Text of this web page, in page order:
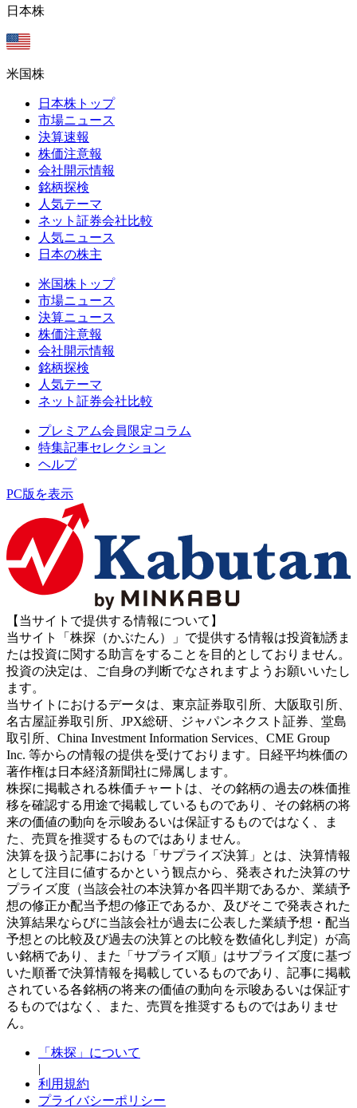
日本株
米国株
日本株トップ
市場ニュース
決算速報
株価注意報
会社開示情報
銘柄探検
人気テーマ
ネット証券会社比較
人気ニュース
日本の株主
米国株トップ
市場ニュース
決算ニュース
株価注意報
会社開示情報
銘柄探検
人気テーマ
ネット証券会社比較
プレミアム会員限定コラム
特集記事セレクション
ヘルプ
PC版を表示
【当サイトで提供する情報について】
当サイト「株探（かぶたん）」で提供する情報は投資勧誘ま
たは投資に関する助言をすることを目的としておりません。
投資の決定は、ご自身の判断でなされますようお願いいたし
ます。
当サイトにおけるデータは、東京証券取引所、大阪取引所、
名古屋証券取引所、JPX総研、ジャパンネクスト証券、堂島
取引所、China Investment Information Services、CME Group
Inc. 等からの情報の提供を受けております。日経平均株価の
著作権は日本経済新聞社に帰属します。
株探に掲載される株価チャートは、その銘柄の過去の株価推
移を確認する用途で掲載しているものであり、その銘柄の将
来の価値の動向を示唆あるいは保証するものではなく、ま
た、売買を推奨するものではありません。
決算を扱う記事における「サプライズ決算」とは、決算情報
として注目に値するかという観点から、発表された決算のサ
プライズ度（当該会社の本決算か各四半期であるか、業績予
想の修正か配当予想の修正であるか、及びそこで発表された
決算結果ならびに当該会社が過去に公表した業績予想・配当
予想との比較及び過去の決算との比較を数値化し判定）が高
い銘柄であり、また「サプライズ順」はサプライズ度に基づ
いた順番で決算情報を掲載しているものであり、記事に掲載
されている各銘柄の将来の価値の動向を示唆あるいは保証す
るものではなく、また、売買を推奨するものではありませ
ん。
「株探」について
|
利用規約
プライバシーポリシー